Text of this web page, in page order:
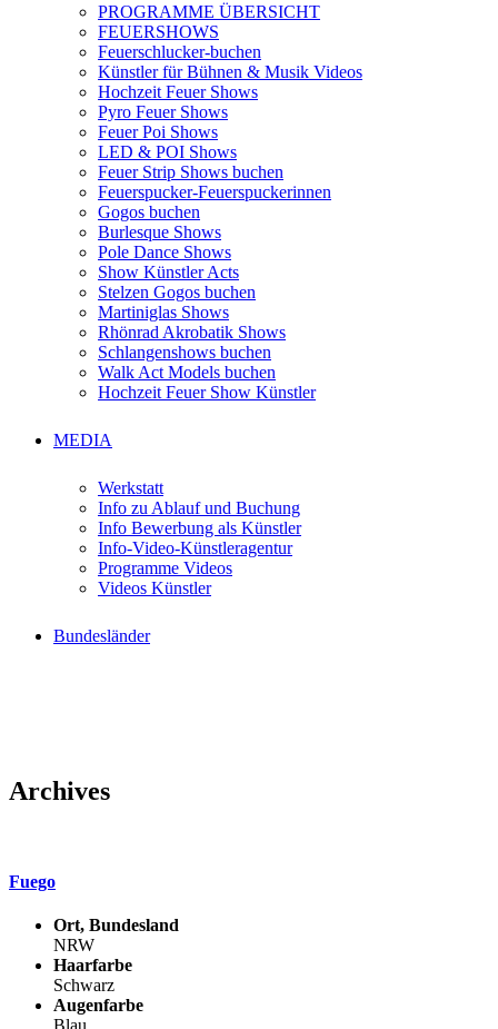
PROGRAMME ÜBERSICHT
FEUERSHOWS
Feuerschlucker-buchen
Künstler für Bühnen & Musik Videos
Hochzeit Feuer Shows
Pyro Feuer Shows
Feuer Poi Shows
LED & POI Shows
Feuer Strip Shows buchen
Feuerspucker-Feuerspuckerinnen
Gogos buchen
Burlesque Shows
Pole Dance Shows
Show Künstler Acts
Stelzen Gogos buchen
Martiniglas Shows
Rhönrad Akrobatik Shows
Schlangenshows buchen
Walk Act Models buchen
Hochzeit Feuer Show Künstler
MEDIA
Werkstatt
Info zu Ablauf und Buchung
Info Bewerbung als Künstler
Info-Video-Künstleragentur
Programme Videos
Videos Künstler
Bundesländer
Archives
Fuego
Ort, Bundesland
NRW
Haarfarbe
Schwarz
Augenfarbe